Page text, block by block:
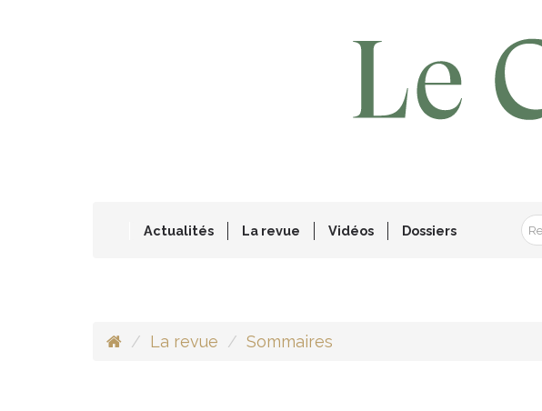
Actualités La revue Vidéos Dossiers
La revue Sommaires